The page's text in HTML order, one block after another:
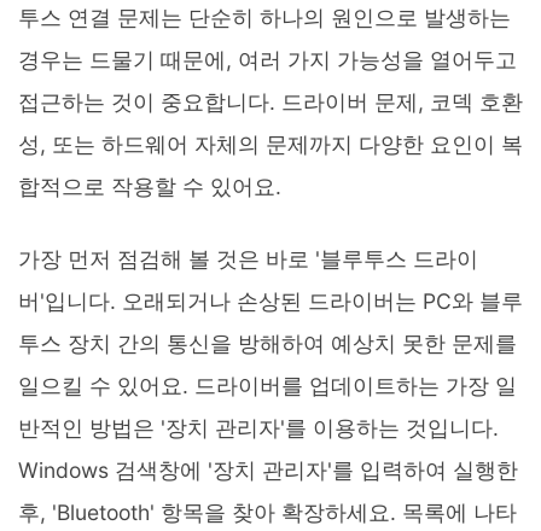
투스 연결 문제는 단순히 하나의 원인으로 발생하는
경우는 드물기 때문에, 여러 가지 가능성을 열어두고
접근하는 것이 중요합니다. 드라이버 문제, 코덱 호환
성, 또는 하드웨어 자체의 문제까지 다양한 요인이 복
합적으로 작용할 수 있어요.
가장 먼저 점검해 볼 것은 바로 '블루투스 드라이
버'입니다. 오래되거나 손상된 드라이버는 PC와 블루
투스 장치 간의 통신을 방해하여 예상치 못한 문제를
일으킬 수 있어요. 드라이버를 업데이트하는 가장 일
반적인 방법은 '장치 관리자'를 이용하는 것입니다.
Windows 검색창에 '장치 관리자'를 입력하여 실행한
후, 'Bluetooth' 항목을 찾아 확장하세요. 목록에 나타